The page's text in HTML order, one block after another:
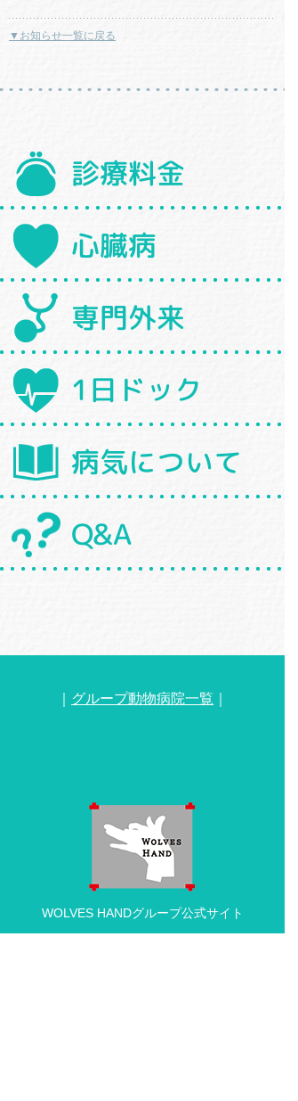
▼お知らせ一覧に戻る
診療料金
心臓病
専門外来
1日ドック
病気について
Q&A
グループ動物病院一覧
WOLVES HANDグループ公式サイト